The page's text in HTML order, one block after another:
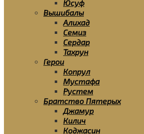
Юсуф
Вышибалы
Алихад
Семиз
Сердар
Тахрун
Герои
Копрул
Мустафа
Рустем
Братство Пятерых
Джамур
Килич
Коджасин